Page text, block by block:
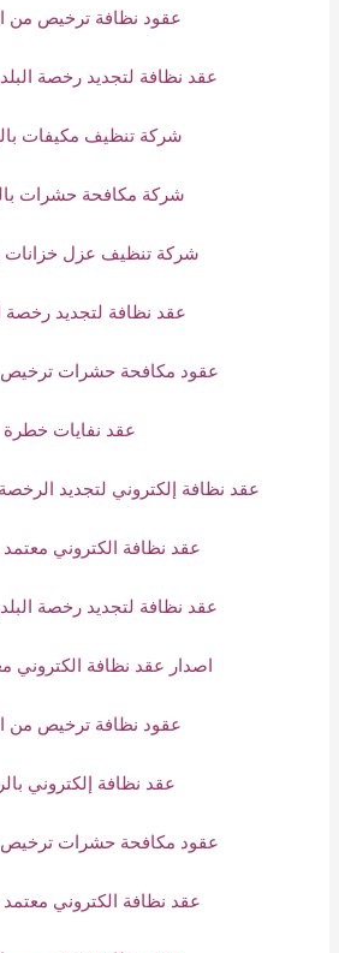
عقود نظافة ترخيص من
عقد نظافة لتجديد رخصة
شركة تنظيف مكيفات
شركة مكافحة حشرات
شركة تنظيف عزل خزانات
عقد نظافة لتجديد رخصة
عقود مكافحة حشرات ترخيص
عقد نفايات خطرة
عقد نظافة إلكتروني لتجديد الرخصة
عقد نظافة الكتروني معتمد
عقد نظافة لتجديد رخصة
اصدار عقد نظافة الكتروني
عقود نظافة ترخيص من
عقد نظافة إلكتروني
عقود مكافحة حشرات ترخيص
عقد نظافة الكتروني معتمد